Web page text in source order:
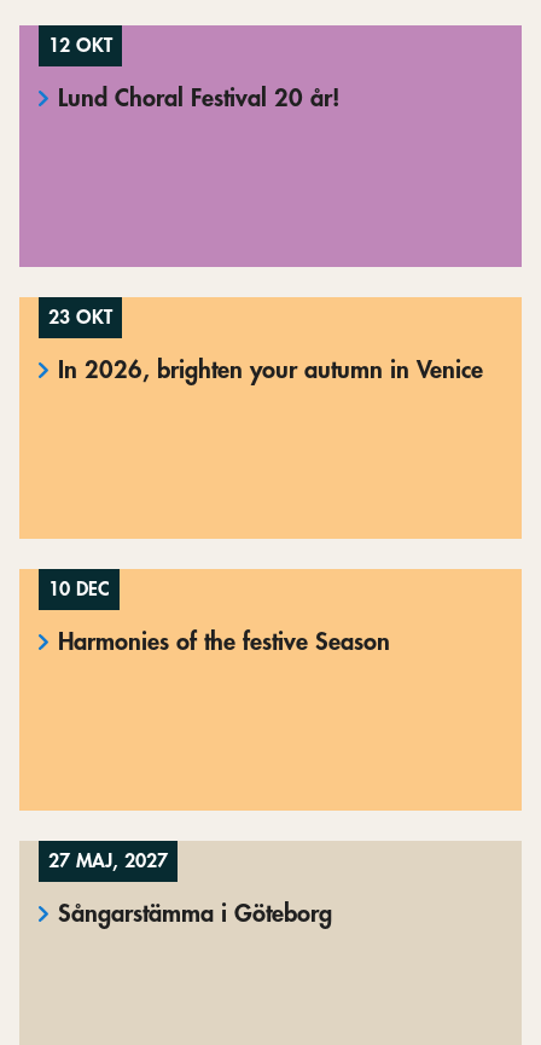
12 OKT
Lund Choral Festival 20 år!
23 OKT
In 2026, brighten your autumn in Venice
10 DEC
Harmonies of the festive Season
27 MAJ, 2027
Sångarstämma i Göteborg